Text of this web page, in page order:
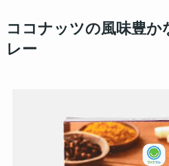
ココナッツの風味豊
レー